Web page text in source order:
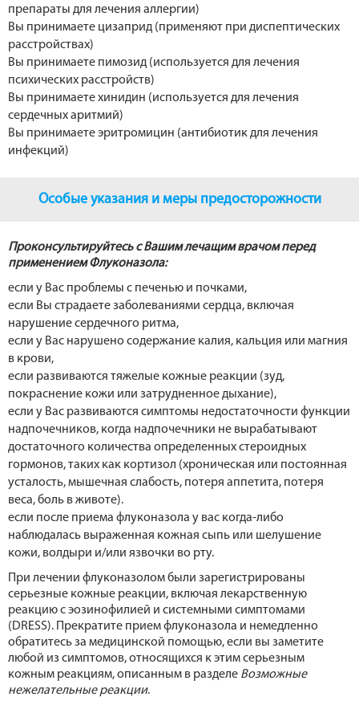
препараты для лечения аллергии)
Вы принимаете цизаприд (применяют при диспептических
расстройствах)
Вы принимаете пимозид (используется для лечения
психических расстройств)
Вы принимаете хинидин (используется для лечения
сердечных аритмий)
Вы принимаете эритромицин (антибиотик для лечения
инфекций)
Особые указания и меры предосторожности
Проконсультируйтесь с Вашим лечащим врачом перед
применением Флуконазола:
если у Вас проблемы с печенью и почками,
если Вы страдаете заболеваниями сердца, включая
нарушение сердечного ритма,
если у Вас нарушено содержание калия, кальция или магния
в крови,
если развиваются тяжелые кожные реакции (зуд,
покраснение кожи или затрудненное дыхание),
если у Вас развиваются симптомы недостаточности функции
надпочечников, когда надпочечники не вырабатывают
достаточного количества определенных стероидных
гормонов, таких как кортизол (хроническая или постоянная
усталость, мышечная слабость, потеря аппетита, потеря
веса, боль в животе).
если после приема флуконазола у вас когда-либо
наблюдалась выраженная кожная сыпь или шелушение
кожи, волдыри и/или язвочки во рту.
При лечении флуконазолом были зарегистрированы
серьезные кожные реакции, включая лекарственную
реакцию с эозинофилией и системными симптомами
(DRESS). Прекратите прием флуконазола и немедленно
обратитесь за медицинской помощью, если вы заметите
любой из симптомов, относящихся к этим серьезным
кожным реакциям, описанным в разделе Возможные
нежелательные реакции.